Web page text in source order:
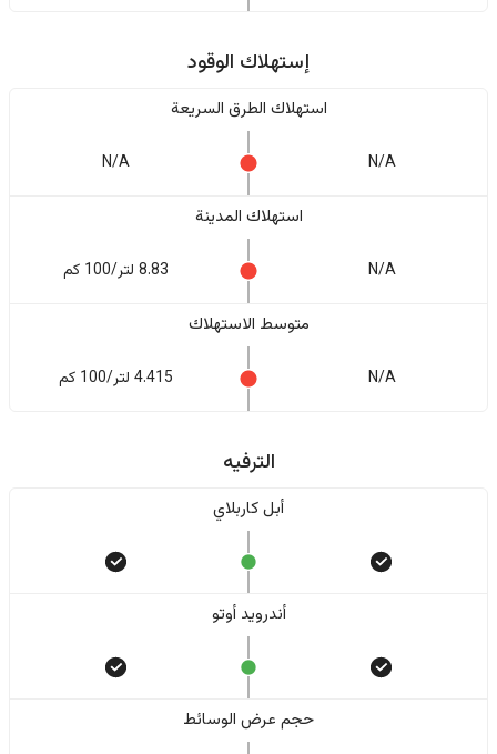
إستهلاك الوقود
استهلاك الطرق السريعة
N/A
N/A
استهلاك المدينة
N/A 8.83 لتر/100 كم
متوسط الاستهلاك
N/A 4.415 لتر/100 كم
الترفيه
أبل كاربلاي
أندرويد أوتو
حجم عرض الوسائط